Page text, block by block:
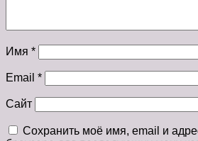
Имя *
Email *
Сайт
Сохранить моё имя, email и